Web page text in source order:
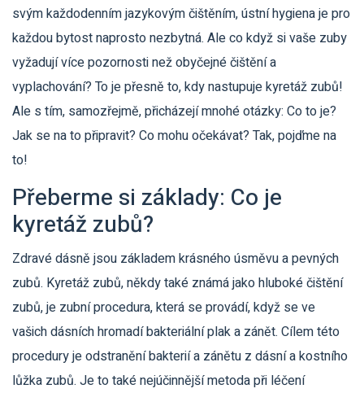
svým každodenním jazykovým čištěním, ústní hygiena je pro
každou bytost naprosto nezbytná. Ale co když si vaše zuby
vyžadují více pozornosti než obyčejné čištění a
vyplachování? To je přesně to, kdy nastupuje kyretáž zubů!
Ale s tím, samozřejmě, přicházejí mnohé otázky: Co to je?
Jak se na to připravit? Co mohu očekávat? Tak, pojďme na
to!
Přeberme si základy: Co je
kyretáž zubů?
Zdravé dásně jsou základem krásného úsměvu a pevných
zubů. Kyretáž zubů, někdy také známá jako hluboké čištění
zubů, je zubní procedura, která se provádí, když se ve
vašich dásních hromadí bakteriální plak a zánět. Cílem této
procedury je odstranění bakterií a zánětu z dásní a kostního
lůžka zubů. Je to také nejúčinnější metoda při léčení